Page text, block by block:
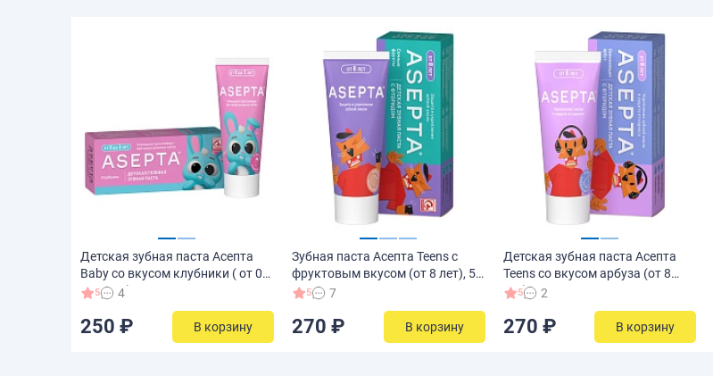
Детская зубная паста Асепта
Baby со вкусом клубники ( от 0
до 3 лет), 50 мл
5 4
250 ₽ В корзину
Зубная паста Асепта Teens с
фруктовым вкусом (от 8 лет), 50
мл5 7
270 ₽ В корзину
Детская зубная паста Асепта
Teens со вкусом арбуза (от 8
лет), 50 мл
5 2
270 ₽ В корзину